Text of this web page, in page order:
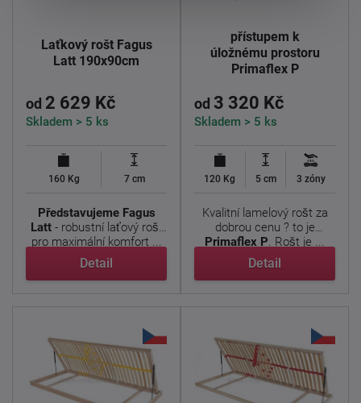
Laťkový rošt Fagus
Latt 190x90cm
od 2 629 Kč
Skladem > 5 ks
160 Kg 7 cm
Představujeme Fagus
Latt- robustní laťový rošt
pro maximální komfort ...
Detail
přístupem k
úložnému prostoru
Primaflex P
od 3 320 Kč
Skladem > 5 ks
120 Kg 5 cm 3 zóny
Kvalitní lamelový rošt za
dobrou cenu ? to je
Primaflex P. Rošt je ...
Detail